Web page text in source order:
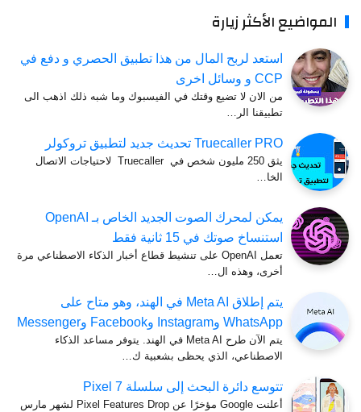
المواضيع الأكثر زيارة
استعد لربح المال من هذا تطبيق الحصري و دفع في
CCP و وسائل اخرى
من الان لا تضيع وقتك في الفيسبوك وما شبه ذلك اذهب الى
تطبيقنا الر…
Truecaller PRO تحديث جديد لتطبيق تروكولر
يثق 250 مليون شخص في Truecaller لاحتياجات الاتصال
الخا…
يمكن لمحرك الصوت الجديد الخاص بـ OpenAI
استنساخ صوتك في 15 ثانية فقط
تعمل OpenAI على تنشيط قطاع أخبار الذكاء الاصطناعي مرة
أخرى، وهذه ال…
يتم إطلاق Meta AI في الهند، وهو متاح على
WhatsApp وInstagram وFacebook وMessenger
يتم الآن طرح Meta AI في الهند. يتوفر مساعد الذكاء
الاصطناعي، الذي يحظى بشعبية ك…
تتوسع دائرة البحث إلى سلسلة Pixel 7
أعلنت Google مؤخرًا عن Pixel Features Drop لشهر مارس